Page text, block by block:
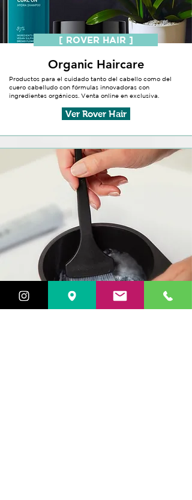
[ ROVER HAIR ]
Organic Haircare
Productos para el cuidado tanto del cabello como del
cuero cabelludo con fórmulas innovadoras con
ingredientes orgánicos. Venta online en exclusiva.
Ver Rover Hair
[ FILOSOFIA ]